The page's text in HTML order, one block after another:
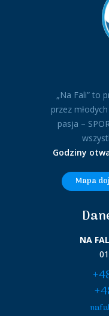
„Na Fali” to
przez
pasja –
Godziny
Mapa
NA